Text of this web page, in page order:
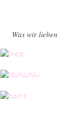
Was wir lieben